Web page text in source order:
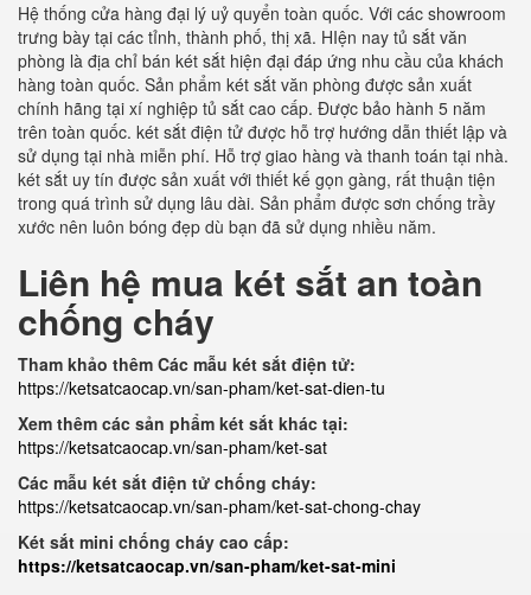
Hệ thống cửa hàng đại lý uỷ quyển toàn quốc. Với các showroom
trưng bày tại các tỉnh, thành phố, thị xã. HIện nay tủ sắt văn
phòng là địa chỉ bán két sắt hiện đại đáp ứng nhu cầu của khách
hàng toàn quốc. Sản phẩm két sắt văn phòng được sản xuất
chính hãng tại xí nghiệp tủ sắt cao cấp. Được bảo hành 5 năm
trên toàn quốc. két sắt điện tử được hỗ trợ hướng dẫn thiết lập và
sử dụng tại nhà miễn phí. Hỗ trợ giao hàng và thanh toán tại nhà.
két sắt uy tín được sản xuất với thiết kế gọn gàng, rất thuận tiện
trong quá trình sử dụng lâu dài. Sản phẩm được sơn chống trầy
xước nên luôn bóng đẹp dù bạn đã sử dụng nhiều năm.
Liên hệ mua két sắt an toàn
chống cháy
Tham khảo thêm Các mẫu két sắt điện tử:
https://ketsatcaocap.vn/san-pham/ket-sat-dien-tu
Xem thêm các sản phẩm két sắt khác tại:
https://ketsatcaocap.vn/san-pham/ket-sat
Các mẫu két sắt điện tử chống cháy:
https://ketsatcaocap.vn/san-pham/ket-sat-chong-chay
Két sắt mini chống cháy cao cấp:
https://ketsatcaocap.vn/san-pham/ket-sat-mini